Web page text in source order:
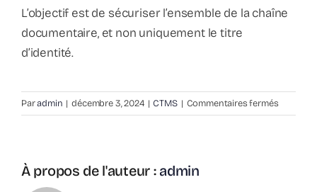
L’objectif est de sécuriser l’ensemble de la chaîne
documentaire, et non uniquement le titre
d’identité.
Paradmin | décembre 3, 2024 | CTMS | Commentaires ferméssur
Quels
À propos de l'auteur : admin